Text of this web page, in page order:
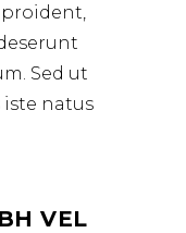
Sed ut
natus
VEL